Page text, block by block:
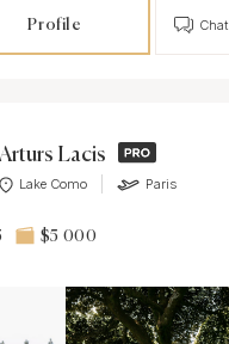
Profile Chat
Arturs Lacis
Lake Como Paris
$5 000